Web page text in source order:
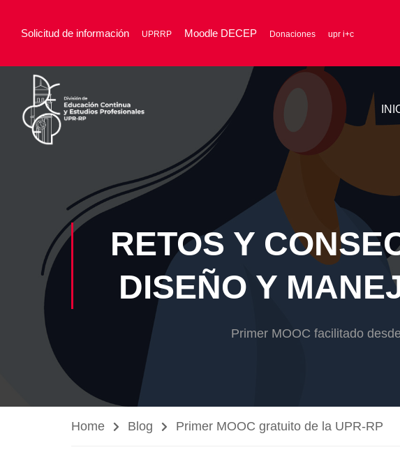
Solicitud de información UPRRP Moodle DECEP Donaciones upr i+c
RETOS Y
DISEÑO Y
Primer MOOC facilitado
Home Blog Primer MOOC gratuito de la UPR-RP